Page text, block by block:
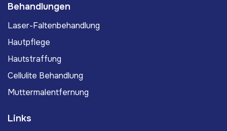
Behandlungen
Laser-Faltenbehandlung
Hautpflege
Hautstraffung
Cellulite Behandlung
Muttermalentfernung
Links